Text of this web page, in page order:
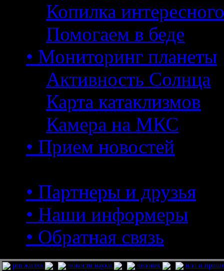
Копилка интересного
Помогаем в беде
• Мониторинг планеты
Активность Солнца
Карта катаклизмов
Камера на МКС
• Прием новостей
• Партнеры и друзья
• Наши информеры
• Обратная связь
pro жизнь новости науки человек
нло и